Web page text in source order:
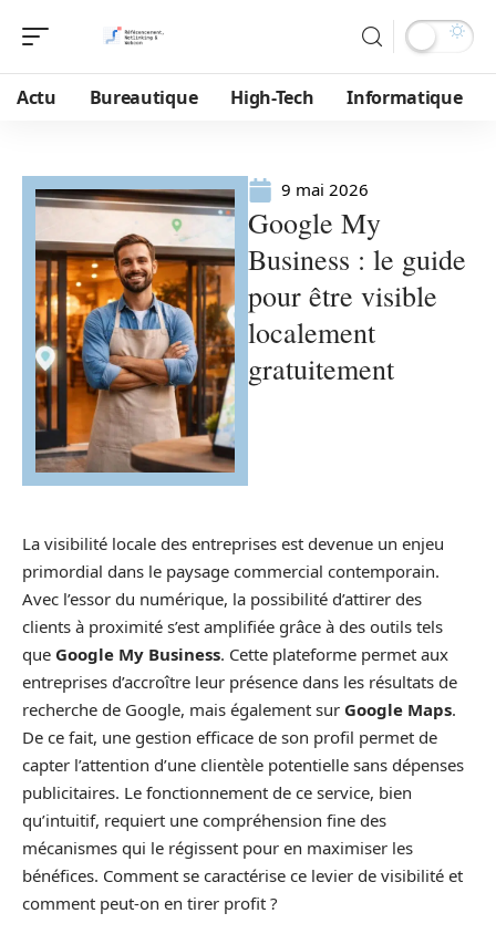
Actu Bureautique High-Tech Informatique
9 mai 2026
Google My
Business : le guide
pour être visible
localement
gratuitement
La visibilité locale des entreprises est devenue un enjeu
primordial dans le paysage commercial contemporain.
Avec l’essor du numérique, la possibilité d’attirer des
clients à proximité s’est amplifiée grâce à des outils tels
que Google My Business. Cette plateforme permet aux
entreprises d’accroître leur présence dans les résultats de
recherche de Google, mais également sur Google Maps.
De ce fait, une gestion efficace de son profil permet de
capter l’attention d’une clientèle potentielle sans dépenses
publicitaires. Le fonctionnement de ce service, bien
qu’intuitif, requiert une compréhension fine des
mécanismes qui le régissent pour en maximiser les
bénéfices. Comment se caractérise ce levier de visibilité et
comment peut-on en tirer profit ?